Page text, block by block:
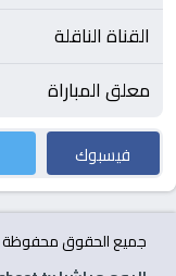
القناة الناقلة
معلق المباراة
فيسبوك
جميع الحقوق محفوظة